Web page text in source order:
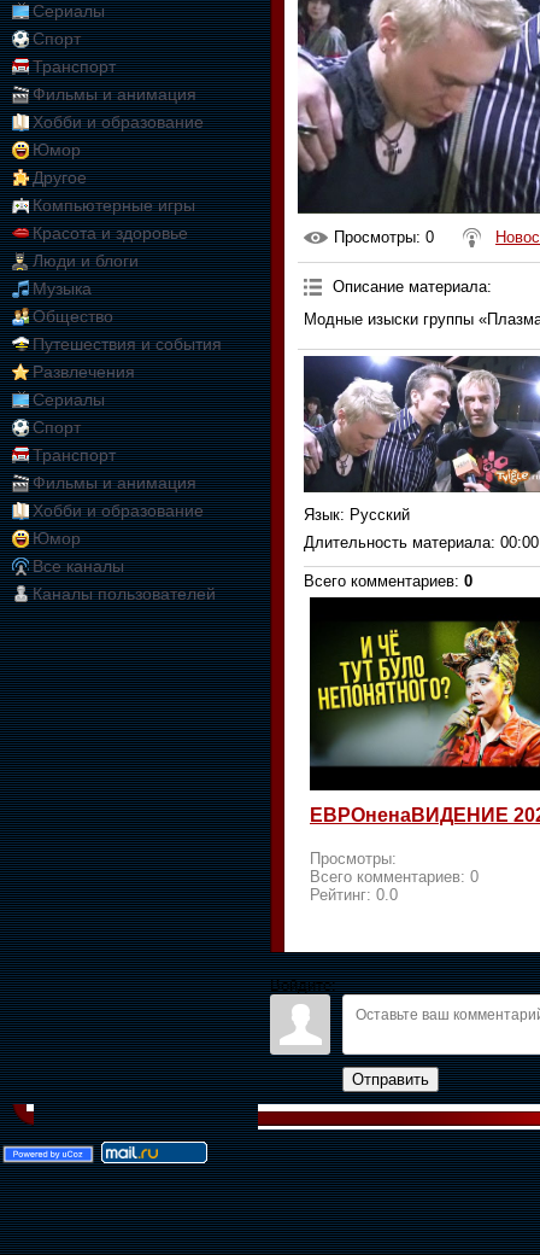
Сериалы
Спорт
Транспорт
Фильмы и анимация
Хобби и образование
Юмор
Другое
Компьютерные игры
Красота и здоровье
Люди и блоги
Музыка
Общество
Путешествия и события
Развлечения
Сериалы
Спорт
Транспорт
Фильмы и анимация
Хобби и образование
Юмор
Все каналы
Каналы пользователей
Просмотры: 0
Описание материала:
Модные изыски группы
Язык: Русский
Длительность материала:
Всего комментариев: 0
ЕВРОненаВИДЕНИЕ
Просмотры:
Всего комментариев: 0
Рейтинг: 0.0
Войдите:
Отправить